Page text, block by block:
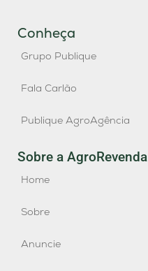
Conheça
Grupo Publique
Fala Carlão
Publique AgroAgência
Sobre a AgroRevenda
Home
Sobre
Anuncie